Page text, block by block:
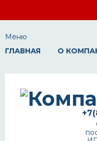
Меню
ГЛАВНАЯ
О